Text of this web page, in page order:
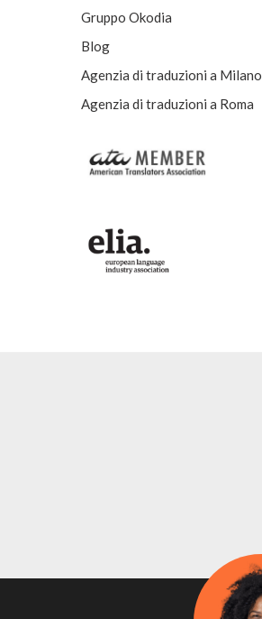
Gruppo Okodia
Blog
Agenzia di traduzioni a Milano
Agenzia di traduzioni a Roma